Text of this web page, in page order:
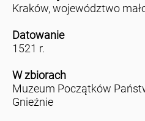
Kraków, województwo
Datowanie
1521 r.
W zbiorach
Muzeum Początków
Gnieźnie